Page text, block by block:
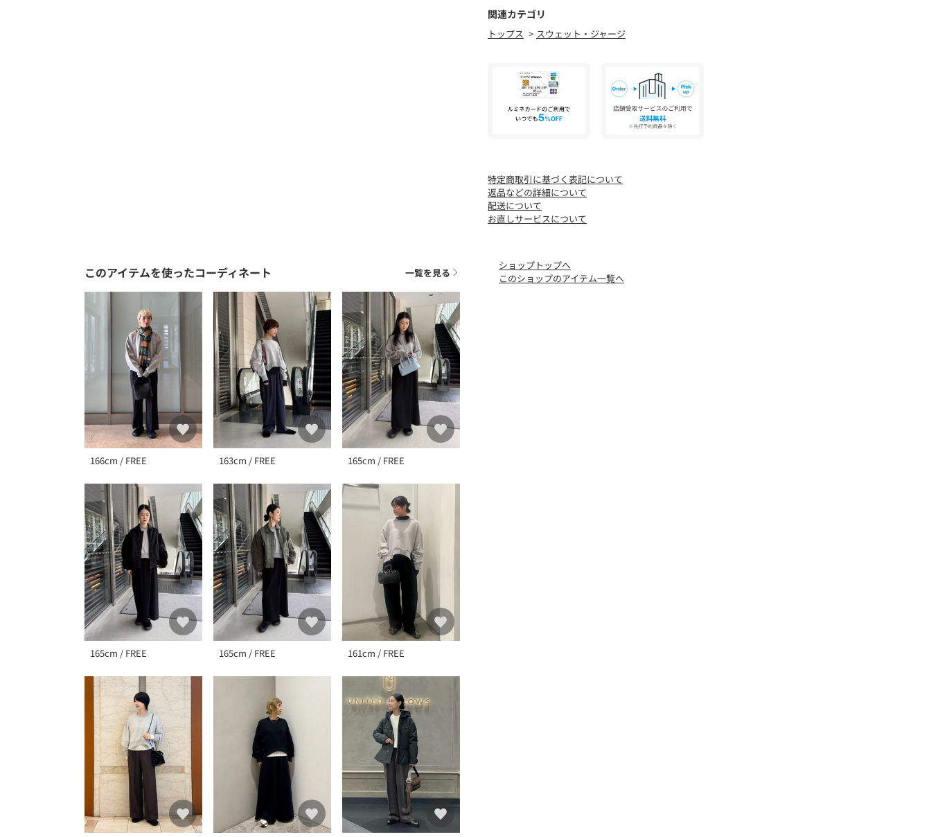
============================
裏地：なし
透け感：なし
ケア方法：手洗い可
============================
【注意事項】
味と異なって見える場合がございます。あらかじめご了承ください。
※商品の色味の目安は、商品単体の画像をご参照ください。
※画像の商品はサンプルです。実際の商品と色味、仕様、加工、サイズ、素
材等が若干異なる場合がございます。
申し付けください。
品名：○AS CO URAKE C/N 品番：54122140001
関連カテゴリ
トップス スウェット・ジャージ
特定商取引に基づく表記について
返品などの詳細について
配送について
お直しサービスについて
このアイテムを使ったコーディネート 一覧を見る
166cm / FREE 163cm / FREE 165cm / FREE
165cm / FREE 165cm / FREE 161cm / FREE
ショップトップへ
このショップのアイテム一覧へ